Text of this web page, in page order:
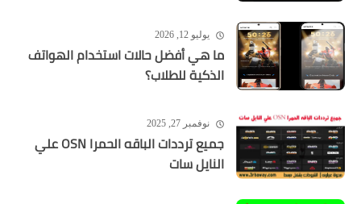
يوليو 12, 2026
ما هي أفضل حالات استخدام الهواتف
الذكية للطلاب؟
نوفمبر 27, 2025
جميع ترددات الباقه الحمرا OSN علي
النايل سات